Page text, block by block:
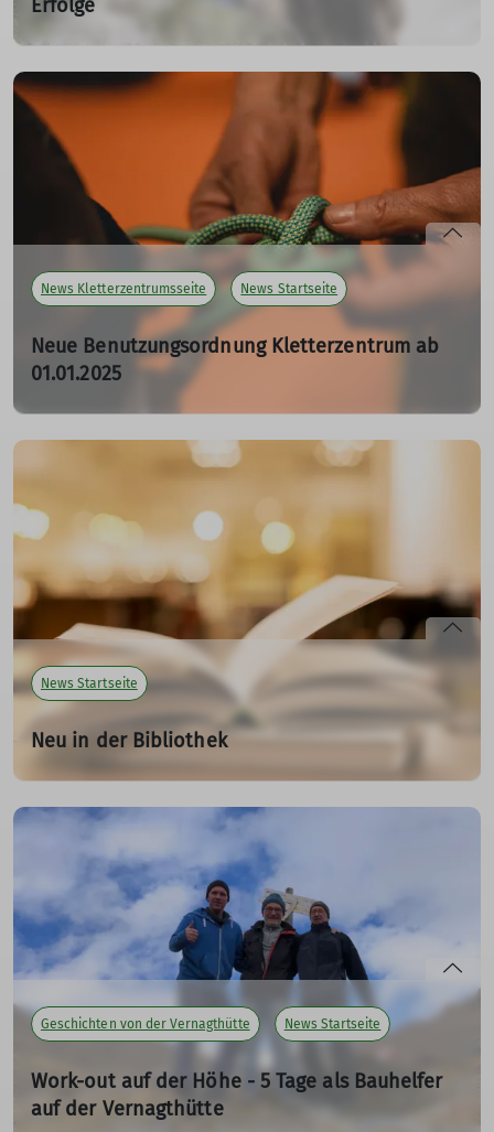
Erfolge
24.05.2025
Für die Generalsanierung der Vernagthütte im Ötztal
wurden frühere Hubschrauberflüge genehmigt.
mehr erfahren
News Kletterzentrumsseite News Startseite
Neue Benutzungsordnung Kletterzentrum ab
01.01.2025
13.01.2025
News Startseite
Neu in der Bibliothek
08.01.2025
Jetzt schon an die nächste Klettersaison denken? 🧗‍♀️📖
Unsere Bibliothek hält neuen Lesestoff für euch bereit –
ideal, um zu planen, zu träumen oder einfach Inspiration
zu sammeln. Entdeckt den neuen Kletterführer und
vieles mehr!
mehr erfahren
Geschichten von der Vernagthütte News Startseite
Work-out auf der Höhe - 5 Tage als Bauhelfer
auf der Vernagthütte